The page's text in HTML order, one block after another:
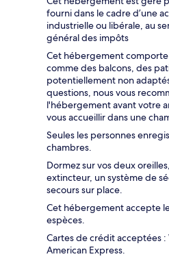
fourni dans le cadre d’une
industrielle ou libérale, au
général des impôts
Cet hébergement
comme des balcons, des
potentiellement non
questions, nous vous
l'hébergement avant votre
vous accueillir dans une
Seules les personnes
chambres.
Dormez sur vos deux
extincteur, un système de
secours sur place.
Cet hébergement accepte
espèces.
Cartes de crédit acceptées
American Express.